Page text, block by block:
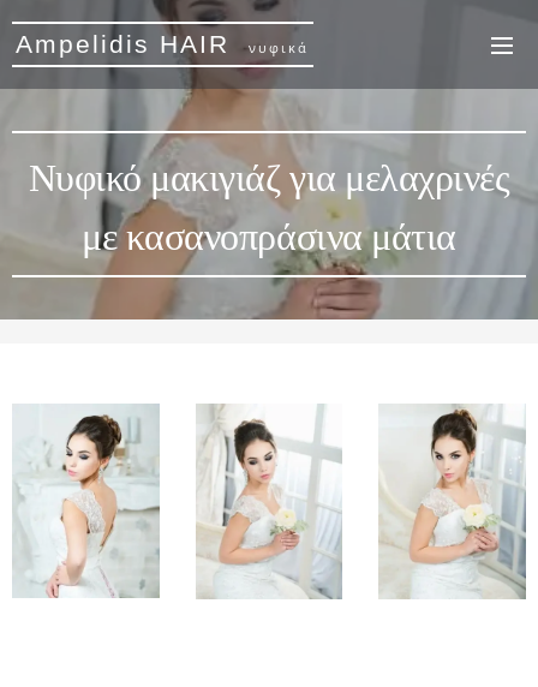
Ampelidis HAIRνυφικά
Νυφικό μακιγιάζ για μελαχρινές
με κασανοπράσινα μάτια